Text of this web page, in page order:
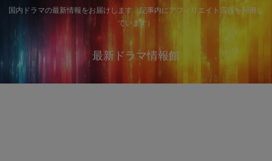
国内ドラマの最新情報をお届けします（記事内にアフィリエイト広告を利用し
ています）
最新ドラマ情報館